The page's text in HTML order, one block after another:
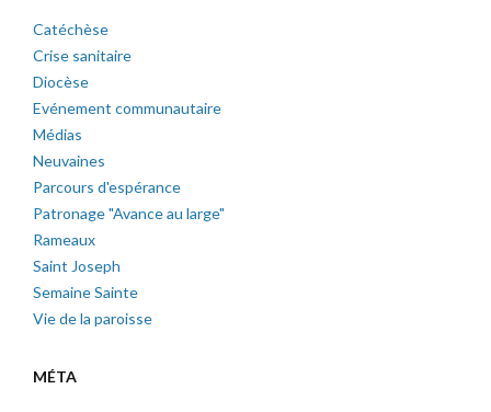
Catéchèse
Crise sanitaire
Diocèse
Evénement communautaire
Médias
Neuvaines
Parcours d'espérance
Patronage "Avance au large"
Rameaux
Saint Joseph
Semaine Sainte
Vie de la paroisse
MÉTA